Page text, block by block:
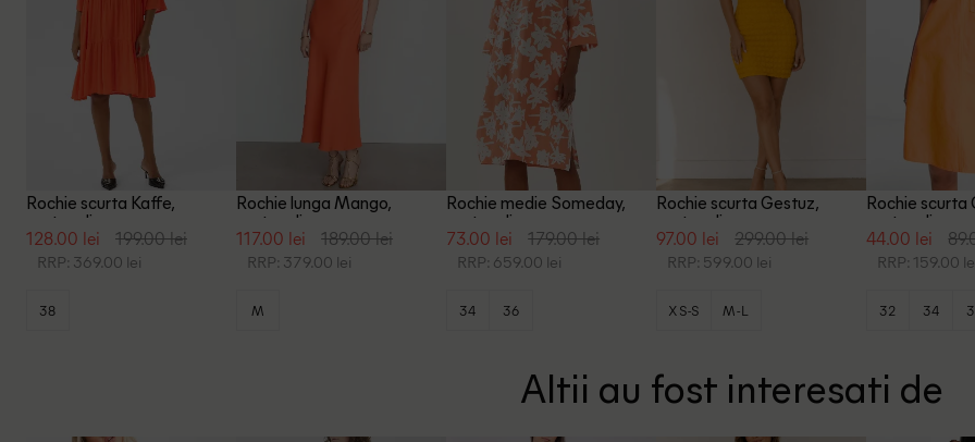
Rochie scurta Kaffe,
portocaliu
128.00 lei 199.00 lei
RRP: 369.00 lei
38
Rochie lunga Mango,
portocaliu
117.00 lei 189.00 lei
RRP: 379.00 lei
M
Rochie medie Someday,
portocaliu
73.00 lei 179.00 lei
RRP: 659.00 lei
34 36
Rochie scurta Gestuz,
portocaliu
97.00 lei 299.00 lei
RRP: 599.00 lei
XS-S M-L
Rochie
portocaliu
44.00 lei
RRP: 159.00
32 34
Altii au fost interesati de